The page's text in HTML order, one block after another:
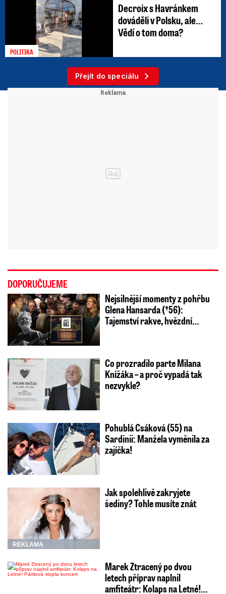
POLITIKA
Decroix s Havránkem
dováděli v Polsku, ale…
Vědí o tom doma?
Přejít do speciálu
DOPORUČUJEME
Nejsilnější momenty z pohřbu
Glena Hansarda (†56):
Tajemství rakve, hvězdní…
Co prozradilo parte Milana
Knížáka – a proč vypadá tak
nezvykle?
Pohublá Csáková (55) na
Sardinii: Manžela vyměnila za
zajíčka!
REKLAMA
Jak spolehlivě zakryjete
šediny? Tohle musíte znát
Marek Ztracený po dvou
letech příprav naplnil
amfiteátr: Kolaps na Letné!…